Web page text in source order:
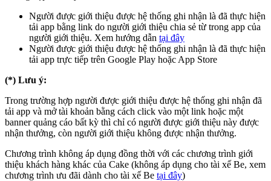
Người được giới thiệu được hệ thống ghi nhận là đã thực hiện
tải app bằng link do người giới thiệu chia sẻ từ trong app của
người giới thiệu. Xem hướng dẫn tại đây
Người được giới thiệu được hệ thống ghi nhận là đã thực hiện
tải app trực tiếp trên Google Play hoặc App Store
(*) Lưu ý:
Trong trường hợp người được giới thiệu được hệ thống ghi nhận đã
tải app và mở tài khoản bằng cách click vào một link hoặc một
banner quảng cáo bất kỳ thì chỉ có người được giới thiệu này được
nhận thưởng, còn người giới thiệu không được nhận thưởng.
Chương trình không áp dụng đồng thời với các chương trình giới
thiệu khách hàng khác của Cake (không áp dụng cho tài xế Be, xem
chương trình ưu đãi dành cho tài xế Be tại đây)